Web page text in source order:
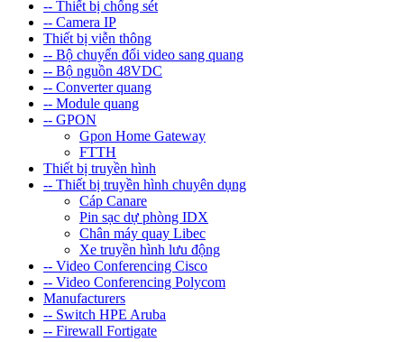
-- Thiết bị chống sét
-- Camera IP
Thiết bị viễn thông
-- Bộ chuyển đổi video sang quang
-- Bộ nguồn 48VDC
-- Converter quang
-- Module quang
-- GPON
Gpon Home Gateway
FTTH
Thiết bị truyền hình
-- Thiết bị truyền hình chuyên dụng
Cáp Canare
Pin sạc dự phòng IDX
Chân máy quay Libec
Xe truyền hình lưu động
-- Video Conferencing Cisco
-- Video Conferencing Polycom
Manufacturers
-- Switch HPE Aruba
-- Firewall Fortigate